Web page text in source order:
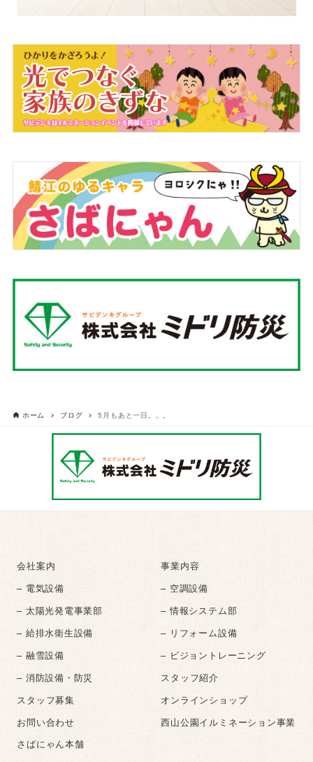
ホーム ブログ 5月もあと一日。。。
会社案内
事業内容
– 電気設備
– 空調設備
– 太陽光発電事業部
– 情報システム部
– 給排水衛生設備
– リフォーム設備
– 融雪設備
– ビジョントレーニング
– 消防設備・防災
スタッフ紹介
スタッフ募集
オンラインショップ
お問い合わせ
西山公園イルミネーション事業
さばにゃん本舗